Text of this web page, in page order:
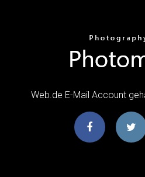
Web.de E-Mail Account